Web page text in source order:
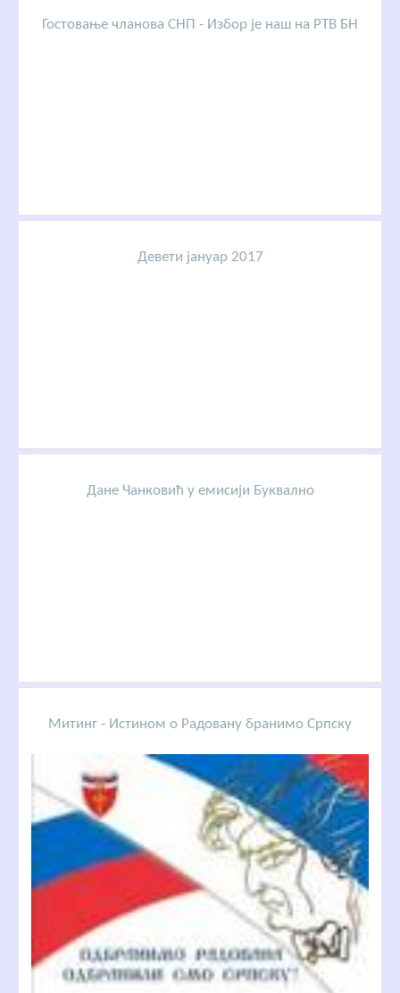
Гостовање чланова СНП - Избор је наш на РТВ БН
Девети јануар 2017
Дане Чанковић у емисији Буквално
Митинг - Истином о Радовану бранимо Српску